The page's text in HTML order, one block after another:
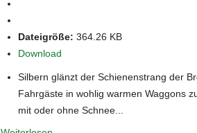
Dateigröße: 364.26 KB
Download
Silbern glänzt der Schienenstrang der
Fahrgäste in wohlig warmen Waggons
mit oder ohne Schnee...